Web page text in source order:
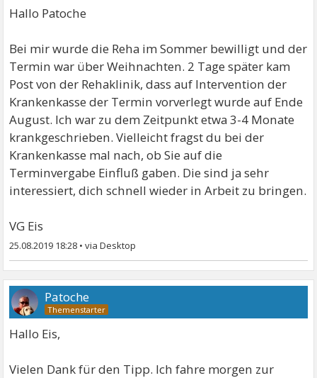
Hallo Patoche
Bei mir wurde die Reha im Sommer bewilligt und der
Termin war über Weihnachten. 2 Tage später kam
Post von der Rehaklinik, dass auf Intervention der
Krankenkasse der Termin vorverlegt wurde auf Ende
August. Ich war zu dem Zeitpunkt etwa 3-4 Monate
krankgeschrieben. Vielleicht fragst du bei der
Krankenkasse mal nach, ob Sie auf die
Terminvergabe Einfluß gaben. Die sind ja sehr
interessiert, dich schnell wieder in Arbeit zu bringen.
VG Eis
25.08.2019 18:28 •
Patoche
Hallo Eis,
Vielen Dank für den Tipp. Ich fahre morgen zur